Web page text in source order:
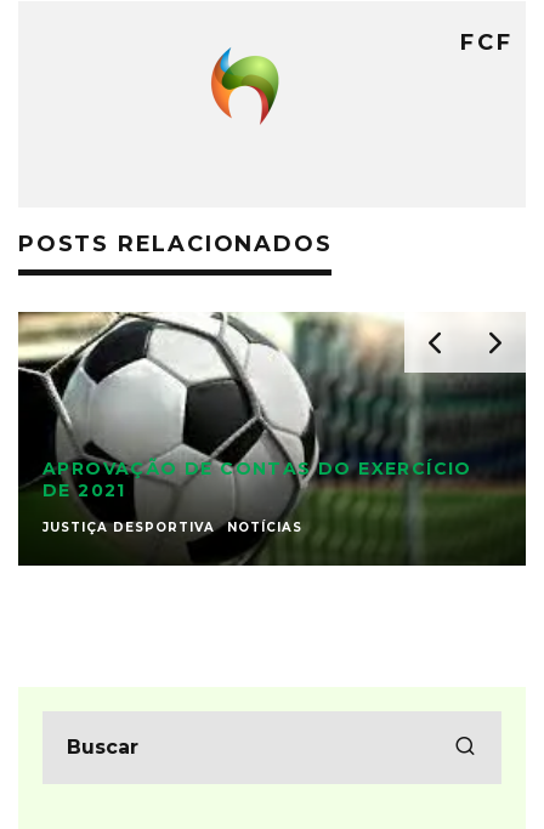
FCF
POSTS RELACIONADOS
APROVAÇÃO DE CONTAS DO EXERCÍCIO
DE 2021
JUSTIÇA DESPORTIVA NOTÍCIAS